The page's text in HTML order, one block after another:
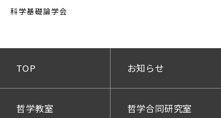
科学基礎論学会
TOP お知らせ
哲学教室 哲学合同研究室